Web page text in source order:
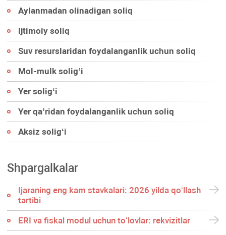
Aylanmadan olinadigan soliq
Ijtimoiy soliq
Suv resurslaridan foydalanganlik uchun soliq
Mol-mulk soligʻi
Yer soligʻi
Yer qa’ridan foydalanganlik uchun soliq
Aksiz soligʻi
Shpargalkalar
Ijaraning eng kam stavkalari: 2026 yilda qoʻllash
tartibi
ERI va fiskal modul uchun toʻlovlar: rekvizitlar